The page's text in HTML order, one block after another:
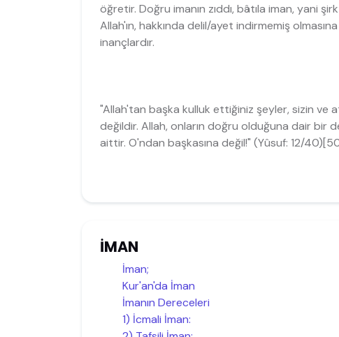
öğretir. Doğru imanın zıddı, bâtıla iman, yani
Allah'ın, hakkında delil/ayet indirmemiş
inançlardır.
"Allah'tan başka kulluk ettiğiniz şeyler, sizin ve
değildir. Allah, onların doğru olduğuna dair bir
aittir. O'ndan başkasına değil!" (Yûsuf: 12/
İMAN
İman;
Kur'an'da İman
İmanın Dereceleri
1) İcmali İman: